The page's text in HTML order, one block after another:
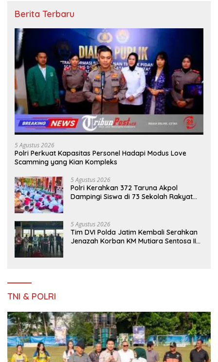
Berita Terbaru
5 Agustus 2026
Polri Perkuat Kapasitas Personel Hadapi Modus Love
Scamming yang Kian Kompleks
5 Agustus 2026
Polri Kerahkan 372 Taruna Akpol
Dampingi Siswa di 73 Sekolah Rakyat
5 Agustus 2026
Tim DVI Polda Jatim Kembali Serahkan
Jenazah Korban KM Mutiara Sentosa II
TNI & POLRI